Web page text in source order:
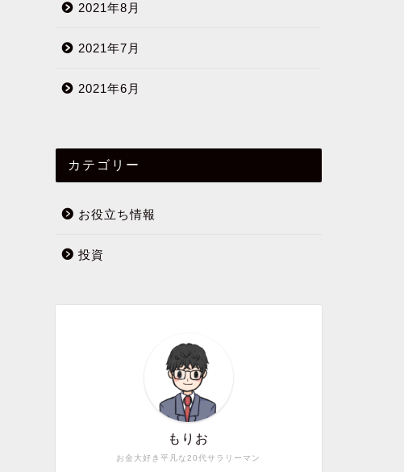
2021年8月
2021年7月
2021年6月
カテゴリー
お役立ち情報
投資
お金大好き平凡な20代サラリーマン
もりお